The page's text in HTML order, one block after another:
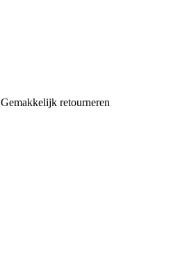
Gemakkelijk retourneren